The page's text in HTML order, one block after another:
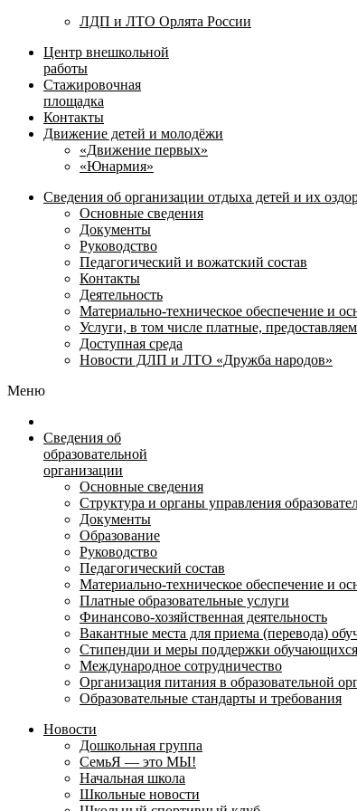
ЛДП и ЛТО Орлята России
Центр внешкольной
работы
Стажировочная
площадка
Контакты
Движение детей и молодёжи
«Движение первых»
«Юнармия»
Сведения об организации отдыха детей и их
Основные сведения
Документы
Руководство
Педагогический и вожатский состав
Контакты
Деятельность
Материально-техническое обеспечение и
Услуги, в том числе платные,
Доступная среда
Новости ДЛП и ЛТО «Дружба народов»
Меню
Сведения об
образовательной
организации
Основные сведения
Структура и органы управления
Документы
Образование
Руководство
Педагогический состав
Материально-техническое обеспечение и
Платные образовательные услуги
Финансово-хозяйственная деятельность
Вакантные места для приема (перевода)
Стипендии и меры поддержки обучающихся
Международное сотрудничество
Организация питания в образовательной
Образовательные стандарты и требования
Новости
Дошкольная группа
СемьЯ — это МЫ!
Начальная школа
Школьные новости